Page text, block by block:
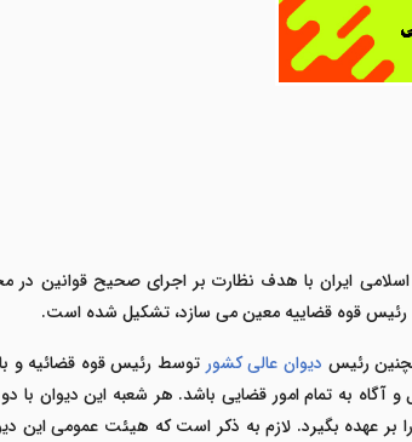
اساسی جمهوری اسلامی ایران با هدف نظارت بر اجرای صحیح قوانین
قوه قضاییه معین می سازد، تشکیل شده است.
رئیس دیوان عالی کشور توسط رئیس قوه قضائیه و
و آگاه به تمام امور قضایی باشد. هر شعبه این دیوان
عهده بگیرد. لازم به ذکر است که هیئت عمومی این